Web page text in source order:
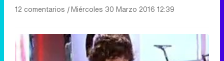
12 comentarios |Miércoles 30 Marzo 2016 12:39